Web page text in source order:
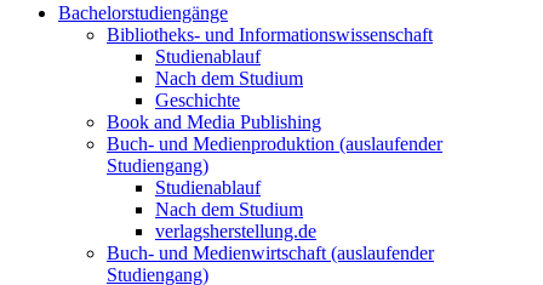
Bachelorstudiengänge
Bibliotheks- und Informationswissenschaft
Studienablauf
Nach dem Studium
Geschichte
Book and Media Publishing
Buch- und Medienproduktion (auslaufender
Studiengang)
Studienablauf
Nach dem Studium
verlagsherstellung.de
Buch- und Medienwirtschaft (auslaufender
Studiengang)